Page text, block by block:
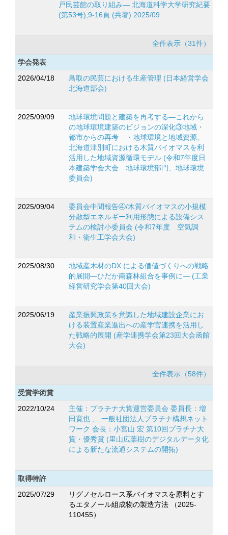
戸民芸館の取り組み― 北海道科学大学研究紀要
(第53号),9-16頁 (共著) 2025/09
全件表示（31件）
学会発表
2026/04/18
鳥取の民芸における生産管理 (日本経営学会
北海道部会)
2025/09/09
地球環境問題と建築を再考する―これから
の地球環境建築のビジョンの深化③地域・
都市からの再考 ・地球環境と地域資源、
北海道津別町における木質バイオマスを利
活用した地域資源循環モデル (令和7年度日
本建築学会大会 地球環境部門、地球環境
委員会)
2025/09/04
委員会中間報告④/木質バイオマスの小規模
分散型エネルギー利用形態による設備シス
テムの検討小委員会 (令和7年度 空気調
和・衛生工学会大会)
2025/08/30
地域産木材のDX による価値づくりへの戦略
的展開―ひだか南森林組合を事例に― (工業
経営研究学会第40回大会)
2025/06/19
産業振興政策を意識した地域建設企業にお
ける装置産業進出への産学官連携を活用し
た戦略的展開 (産学連携学会第23回大会函館
大会)
全件表示（58件）
受賞学術賞
2022/10/24
主催：プラチナ大賞運営委員会 委員長：増
田寛也 、 一般社団法人プラチナ構想ネット
ワーク 会長：小宮山 宏 第10回プラチナ大
賞・優秀賞 (里山広葉樹のデジタルデータ化
による新たな流通システムの開拓)
取得特許
2025/07/29
リグノセルロース系バイオマスを原料とす
るエタノール組成物の製造方法 （2025-
110455）